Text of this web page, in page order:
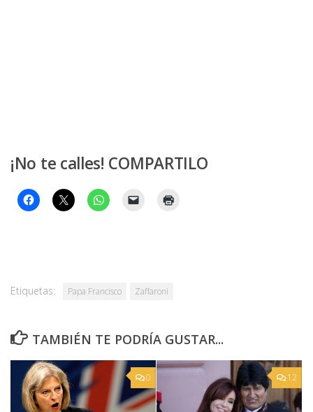
¡No te calles! COMPARTILO
Etiquetas: Papa Francisco Zaffaroni
TAMBIÉN TE PODRÍA GUSTAR...
0 12